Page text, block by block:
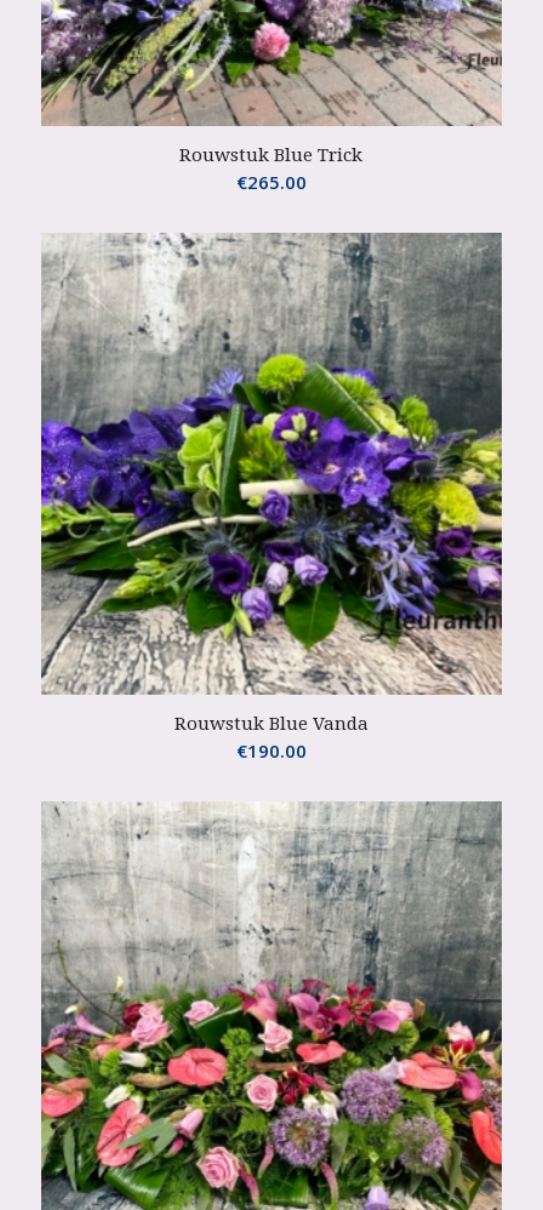
Rouwstuk Blue Trick
€265.00
Rouwstuk Blue Vanda
€190.00